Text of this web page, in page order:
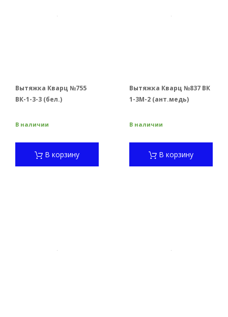
Вытяжка Кварц №755
ВК-1-3-3 (бел.)
В наличии
В корзину
Вытяжка Кварц №837 ВК
1-3М-2 (ант.медь)
В наличии
В корзину